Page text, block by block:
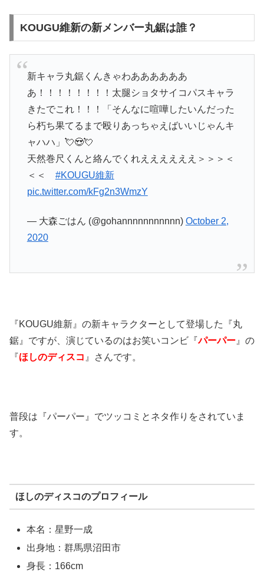
KOUGU維新の新メンバー丸鋸は誰？
新キャラ丸鋸くんきゃわああああああ
あ！！！！！！！！太腿ショタサイコパスキャラ
きたでこれ！！！「そんなに喧嘩したいんだった
ら朽ち果てるまで殴りあっちゃえばいいじゃんキ
ャハハ」💘😍💘
天然巻尺くんと絡んでくれええええええ＞＞＞＜
＜＜ #KOUGU維新
pic.twitter.com/kFg2n3WmzY
— 大森ごはん (@gohannnnnnnnnnn) October 2,
2020
『KOUGU維新』の新キャラクターとして登場した『丸
鋸』ですが、演じているのはお笑いコンビ『パーパー 』の
『ほしのディスコ 』さんです。
普段は『パーパー』でツッコミとネタ作りをされていま
す。
ほしのディスコのプロフィール
本名：星野一成
出身地：群馬県沼田市
身長：166cm